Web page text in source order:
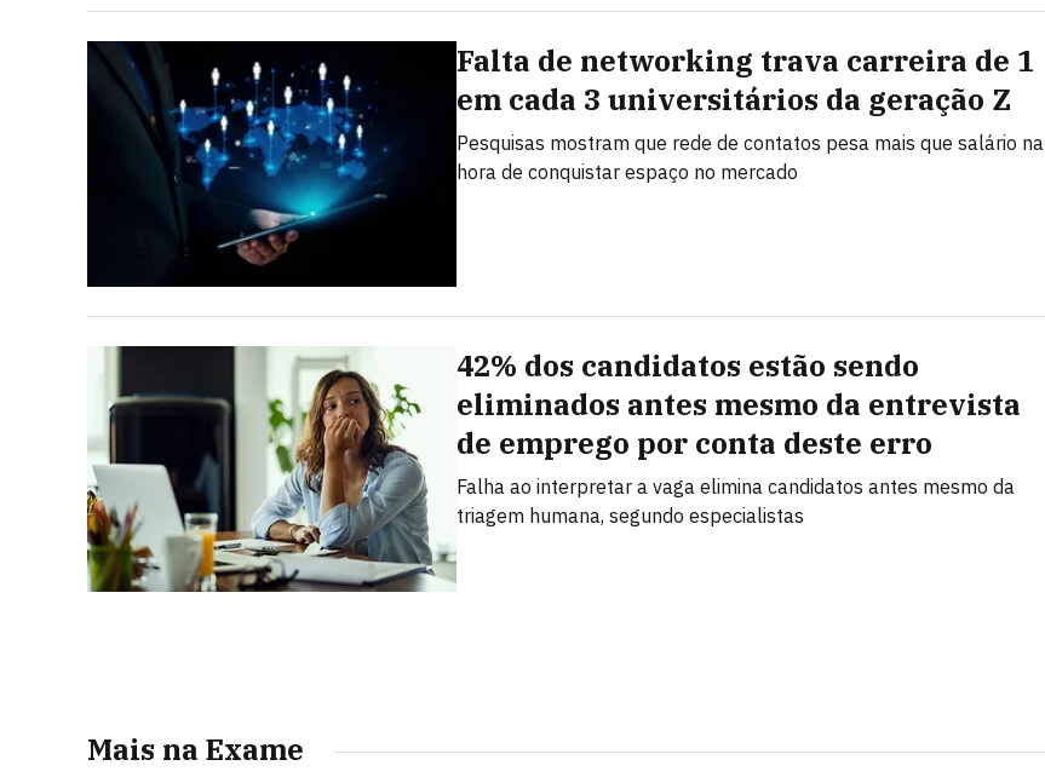
Falta de networking trava carreira de 1
em cada 3 universitários da geração Z
Pesquisas mostram que rede de contatos pesa mais que salário na
hora de conquistar espaço no mercado
42% dos candidatos estão sendo
eliminados antes mesmo da entrevista
de emprego por conta deste erro
Falha ao interpretar a vaga elimina candidatos antes mesmo da
triagem humana, segundo especialistas
Mais na Exame